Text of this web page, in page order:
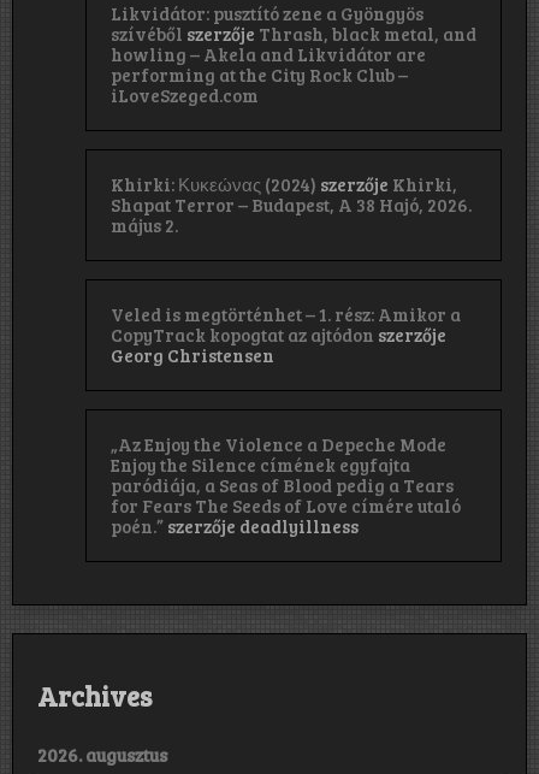
Likvidátor: pusztító zene a Gyöngyös
szívéből szerzője Thrash, black metal, and
howling – Akela and Likvidátor are
performing at the City Rock Club –
iLoveSzeged.com
Khirki: Κ​υ​κ​ε​ώ​ν​α​ς (2024) szerzője Khirki,
Shapat Terror – Budapest, A 38 Hajó, 2026.
május 2.
Veled is megtörténhet – 1. rész: Amikor a
CopyTrack kopogtat az ajtódon szerzője
Georg Christensen
„Az Enjoy the Violence a Depeche Mode
Enjoy the Silence címének egyfajta
paródiája, a Seas of Blood pedig a Tears
for Fears The Seeds of Love címére utaló
poén.” szerzője deadlyillness
Archives
2026. augusztus